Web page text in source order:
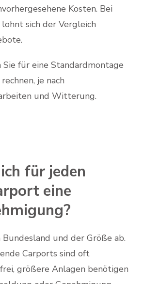
Kosten. Bei
sich der Vergleich
für eine Standardmontage
je nach
und Witterung.
für jeden
eine
Bundesland und der Größe ab.
Carports sind oft
größere Anlagen benötigen